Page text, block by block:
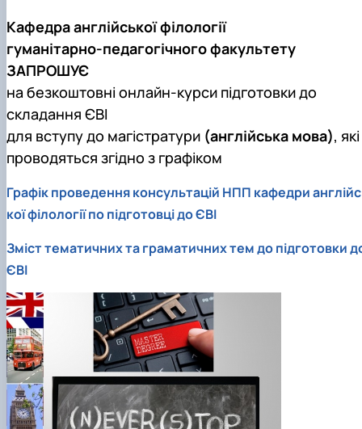
Кафедра англійської філології
гуманітарно-педагогічного факультету
ЗАПРОШУЄ
на безкоштовні онлайн-курси підготовки до
складання ЄВІ
для вступу до магістратури (англійська мова), які
проводяться згідно з графіком
Графік проведення консультацій НПП кафедри
кої філології по підготовці до ЄВІ
Зміст тематичних та граматичних тем до підготовки
ЄВІ